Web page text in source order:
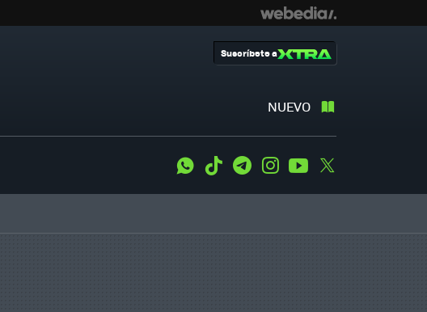
NUEVO
Suscríbete a
WhatsApp
Tiktok TelegramInstagramYoutube